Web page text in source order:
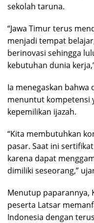
sekolah taruna.
“Jawa Timur terus
menjadi tempat
berinovasi sehingga
kebutuhan dunia
Ia menegaskan bahwa
menuntut kompetensi
kepemilikan ijazah.
“Kita membutuhkan
pasar. Saat ini
karena dapat
dimiliki seseorang,”
Menutup paparannya,
peserta Latsar
Indonesia dengan